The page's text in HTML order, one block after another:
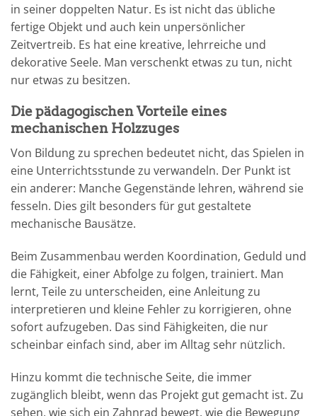
in seiner doppelten Natur. Es ist nicht das übliche
fertige Objekt und auch kein unpersönlicher
Zeitvertreib. Es hat eine kreative, lehrreiche und
dekorative Seele. Man verschenkt etwas zu tun, nicht
nur etwas zu besitzen.
Die pädagogischen Vorteile eines
mechanischen Holzzuges
Von Bildung zu sprechen bedeutet nicht, das Spielen in
eine Unterrichtsstunde zu verwandeln. Der Punkt ist
ein anderer: Manche Gegenstände lehren, während sie
fesseln. Dies gilt besonders für gut gestaltete
mechanische Bausätze.
Beim Zusammenbau werden Koordination, Geduld und
die Fähigkeit, einer Abfolge zu folgen, trainiert. Man
lernt, Teile zu unterscheiden, eine Anleitung zu
interpretieren und kleine Fehler zu korrigieren, ohne
sofort aufzugeben. Das sind Fähigkeiten, die nur
scheinbar einfach sind, aber im Alltag sehr nützlich.
Hinzu kommt die technische Seite, die immer
zugänglich bleibt, wenn das Projekt gut gemacht ist. Zu
sehen, wie sich ein Zahnrad bewegt, wie die Bewegung